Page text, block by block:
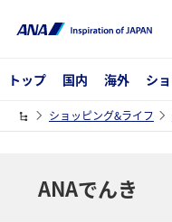
トップ 国内 海外 シ
ショッピング&ライフ
ANAでんき